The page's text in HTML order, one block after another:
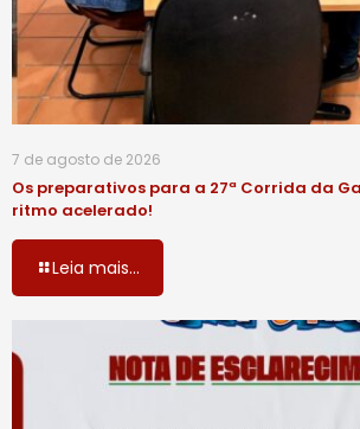
7 de agosto de 2026
Os preparativos para a 27ª Corrida da
ritmo acelerado!
Leia mais...